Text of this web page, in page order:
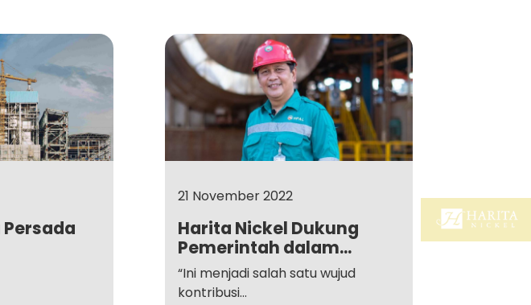
21 November 2022
Harita Nickel Dukung
Pemerintah dalam...
“Ini menjadi salah satu wujud
kontribusi...